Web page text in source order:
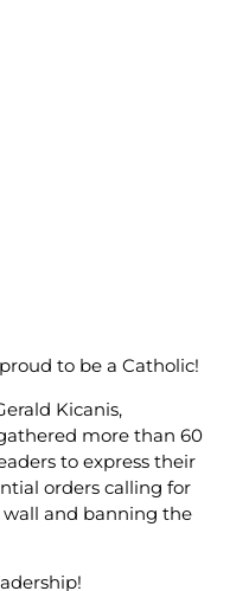
to be a Catholic!
Kicanis,
more than 60
to express their
orders calling for
and banning the